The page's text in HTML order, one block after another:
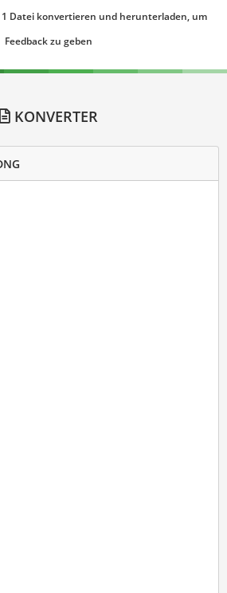
Datei konvertieren und herunterladen, um
Feedback zu geben
KONVERTER